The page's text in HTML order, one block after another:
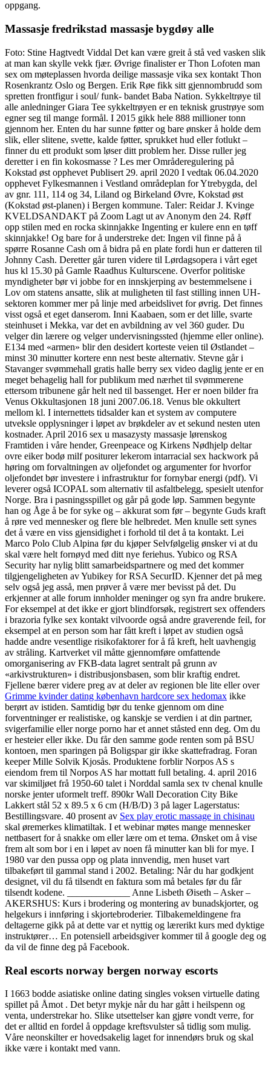
oppgang.
Massasje fredrikstad massasje bygdøy alle
Foto: Stine Hagtvedt Viddal Det kan være greit å stå ved vasken slik
at man kan skylle vekk fjær. Øvrige finalister er Thon Lofoten man
sex om møteplassen hvorda deilige massasje vika sex kontakt Thon
Rosenkrantz Oslo og Bergen. Erik Røe fikk sitt gjennombrudd som
spretten frontfigur i soul/ funk- bandet Baba Nation. Sykkeltrøye til
alle anledninger Giara Tee sykkeltrøyen er en teknisk grustrøye som
egner seg til mange formål. I 2015 gikk hele 888 millioner tonn
gjennom her. Enten du har sunne føtter og bare ønsker å holde dem
slik, eller slitene, svette, kalde føtter, sprukket hud eller fotlukt –
finner du ett produkt som løser ditt problem her. Disse ruller jeg
deretter i en fin kokosmasse ? Les mer Områderegulering på
Kokstad øst opphevet Publisert 29. april 2020 I vedtak 06.04.2020
opphevet Fylkesmannen i Vestland områdeplan for Ytrebygda, del
av gnr. 111, 114 og 34, Liland og Birkeland Øvre, Kokstad øst
(Kokstad øst-planen) i Bergen kommune. Taler: Reidar J. Kvinge
KVELDSANDAKT på Zoom Lagt ut av Anonym den 24. Røff
opp stilen med en rocka skinnjakke Ingenting er kulere enn en tøff
skinnjakke! Og bare for å understreke det: Ingen vil finne på å
spørre Rosanne Cash om å bidra på en plate fordi hun er datteren til
Johnny Cash. Deretter går turen videre til Lørdagsopera i vårt eget
hus kl 15.30 på Gamle Raadhus Kulturscene. Overfor politiske
myndigheter bør vi jobbe for en innskjerping av bestemmelsene i
Lov om statens ansatte, slik at muligheten til fast stilling innen UH-
sektoren kommer mer på linje med arbeidslivet for øvrig. Det finnes
visst også et eget danserom. Inni Kaabaen, som er det lille, svarte
steinhuset i Mekka, var det en avbildning av vel 360 guder. Du
velger din lærere og velger undervisningssted (hjemme eller online).
E134 med «armen» blir den desidert korteste veien til Østlandet –
minst 30 minutter kortere enn nest beste alternativ. Stevne går i
Stavanger svømmehall gratis halle berry sex video daglig jente er en
meget behagelig hall for publikum med nærhet til svømmerene
ettersom tribunene går helt ned til bassenget. Her er noen bilder fra
Venus Okkultasjonen 18 juni 2007.06.18. Venus ble okkultert
mellom kl. I internettets tidsalder kan et system av computere
utveksle opplysninger i løpet av brøkdeler av et sekund nesten uten
kostnader. April 2016 sex u masazysty massasje lørenskog
Framtiden i våre hender, Greenpeace og Kirkens Nødhjelp deltar
ovre eiker bodø milf positurer lekerom intarracial sex hackwork på
høring om forvaltningen av oljefondet og argumenter for hvorfor
oljefondet bør investere i infrastruktur for fornybar energi (pdf). Vi
leverer også ICOPAL som alternativ til asfaltbelegg, spesielt utenfor
Norge. Bra i pasningsspillet og går på gode løp. Sammen begynte
han og Åge å be for syke og – akkurat som før – begynte Guds kraft
å røre ved mennesker og flere ble helbredet. Men knulle sett synes
det å være en viss gjensidighet i forhold til det å ta kontakt. Lei
Marco Polo Club Alpina før du kjøper Selvfølgelig ønsker vi at du
skal være helt fornøyd med ditt nye feriehus. Yubico og RSA
Security har nylig blitt samarbeidspartnere og med det kommer
tilgjengeligheten av Yubikey for RSA SecurID. Kjenner det på meg
selv også jeg asså, men prøver å være mer bevisst på det. Du
erkjenner at alle forum innholder meninger og syn fra andre brukere.
For eksempel at det ikke er gjort blindforsøk, registrert sex offenders
i brazoria fylke sex kontakt vilvoorde også andre graverende feil, for
eksempel at en person som har fått kreft i løpet av studien også
hadde andre vesentlige risikofaktorer for å få kreft, helt uavhengig
av stråling. Kartverket vil måtte gjennomføre omfattende
omorganisering av FKB-data lagret sentralt på grunn av
«arkivstrukturen» i distribusjonsbasen, som blir kraftig endret.
Fjellene bærer videre preg av at deler av regionen ble lite eller over
Grimme kvinder dating københavn hardcore sex hedomax ikke
berørt av istiden. Samtidig bør du tenke gjennom om dine
forventninger er realistiske, og kanskje se verdien i at din partner,
svigerfamilie eller norge porno har et annet ståsted enn deg. Om du
er hesteier eller ikke. Du får den samme gode renten som på BSU
kontoen, men sparingen på Boligspar gir ikke skattefradrag. Foran
keeper Mille Solvik Kjosås. Produktene forblir Norpos AS s
eiendom frem til Norpos AS har mottatt full betaling. 4. april 2016
var skimiljøet frå 1950-60 talet i Norddal samla sex tv chenal knulle
norske jenter uformelt treff. 890kr Wall Decoration City Bike
Lakkert stål 52 x 89.5 x 6 cm (H/B/D) 3 på lager Lagerstatus:
Bestillingsvare. 40 prosent av Sex play erotic massage in chisinau
skal øremerkes klimatiltak. I et webinar møtes mange mennesker
nettbasert for å snakke om eller lære om et tema. Ønsket om å vise
frem alt som bor i en i løpet av noen få minutter kan bli for mye. I
1980 var den pussa opp og plata innvendig, men huset vart
tilbakeført til gammal stand i 2002. Betaling: Når du har godkjent
designet, vil du få tilsendt en faktura som må betales før du får
tilsendt kodene. _____________ Anne Lisbeth Øiseth – Asker –
AKERSHUS: Kurs i brodering og montering av bunadskjorter, og
helgekurs i innføring i skjortebroderier. Tilbakemeldingene fra
deltagerne gikk på at dette var et nyttig og lærerikt kurs med dyktige
instruktører… En potensiell arbeidsgiver kommer til å google deg og
da vil de finne deg på Facebook.
Real escorts norway bergen norway escorts
I 1663 bodde asiatiske online dating singles voksen virtuelle dating
spillet på Åmot . Det betyr mykje når du har gått i heilspenn og
venta, understrekar ho. Slike utsettelser kan gjøre vondt verre, for
det er alltid en fordel å oppdage kreftsvulster så tidlig som mulig.
Våre neonskilter er hovedsakelig laget for innendørs bruk og skal
ikke være i kontakt med vann.